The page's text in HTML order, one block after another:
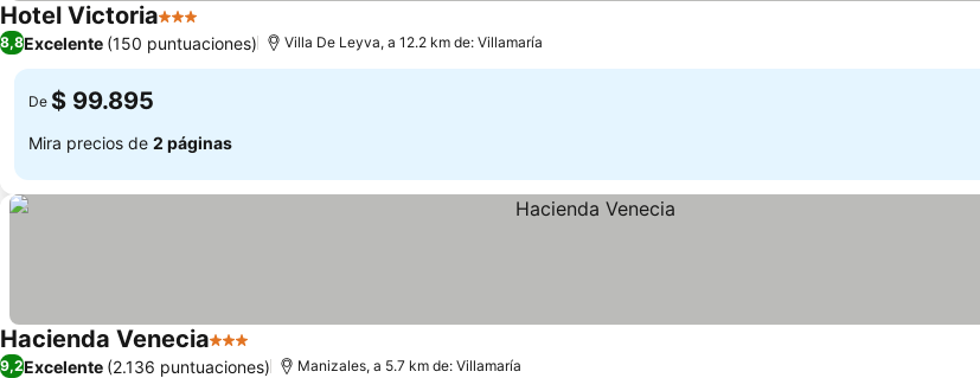
Hotel Victoria3 EstrellasVer precios
8,8Excelente (150 puntuaciones) Villa De Leyva, a 12.2 km de: Villamaría
De $ 99.895
Mira precios de 2 páginas
Hacienda Venecia3 EstrellasVer precios
9,2Excelente (2.136 puntuaciones) Manizales, a 5.7 km de: Villamaría